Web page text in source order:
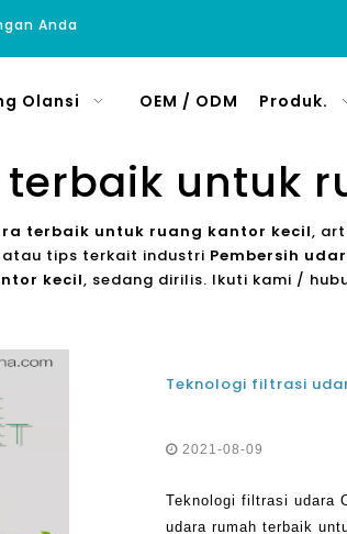
Anda
Olansi OEM / ODM Produk.
untuk
terbaik untuk ruang kantor kecil,
atau tips terkait industri Pembersih
kecil, sedang dirilis. Ikuti kami /
2021-08-09
Teknologi filtrasi udara
udara rumah terbaik